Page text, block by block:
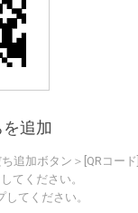
追加
追加ボタン＞[QRコー
てください。
てください。